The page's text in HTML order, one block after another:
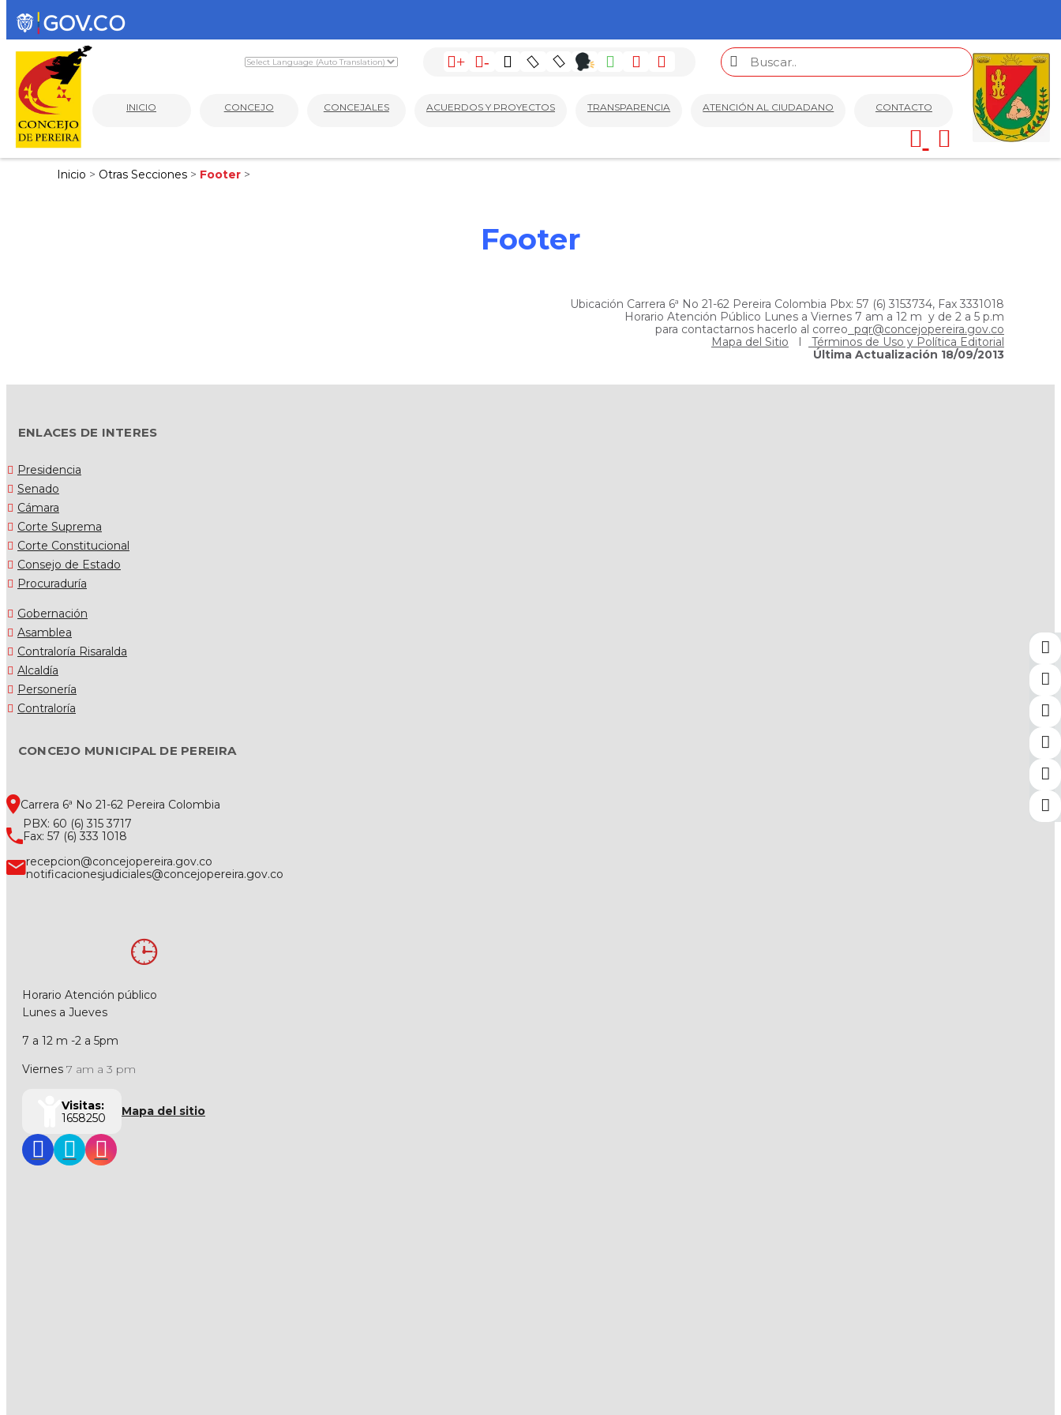
+ -
INICIO CONCEJO CONCEJALES ACUERDOS Y PROYECTOS TRANSPARENCIA ATENCIÓN AL CIUDADANO CONTACTO
Inicio > Otras Secciones > Footer >
Footer
Ubicación Carrera 6ª No 21-62 Pereira Colombia Pbx: 57 (6) 3153734, Fax 3331018
Horario Atención Público Lunes a Viernes 7 am a 12 m y de 2 a 5 p.m
para contactarnos hacerlo al correo pqr@concejopereira.gov.co
Mapa del Sitio I
Términos de Uso y Política Editorial
Última Actualización 18/09/2013
ENLACES DE INTERES
Presidencia
Senado
Cámara
Corte Suprema
Corte Constitucional
Consejo de Estado
Procuraduría
Gobernación
Asamblea
Contraloría Risaralda
Alcaldía
Personería
Contraloría
CONCEJO MUNICIPAL DE PEREIRA
Carrera 6ª No 21-62 Pereira Colombia
PBX: 60 (6) 315 3717
Fax: 57 (6) 333 1018
recepcion@concejopereira.gov.co
notificacionesjudiciales@concejopereira.gov.co
Horario Atención público
Lunes a Jueves
7 a 12 m -2 a 5pm
Viernes 7 am a 3 pm
Visitas:
1658250
Mapa del sitio